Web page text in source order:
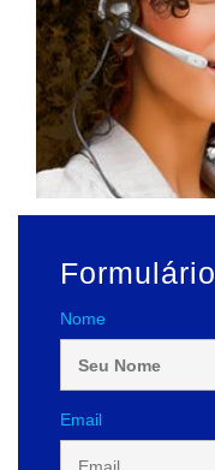
Formulário
Nome
Email